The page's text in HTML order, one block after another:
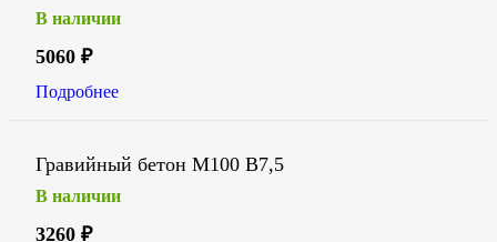
В наличии
5060 ₽
Подробнее
Гравийный бетон М100 В7,5
В наличии
3260 ₽